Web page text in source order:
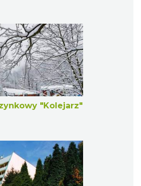
"Kolejarz"